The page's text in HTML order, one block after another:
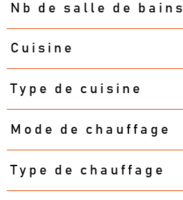
Nb de salle de bains
Cuisine
Type de cuisine
Mode de chauffage
Type de chauffage